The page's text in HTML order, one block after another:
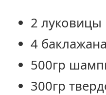
2 луковицы
4 баклажана
500гр
300гр